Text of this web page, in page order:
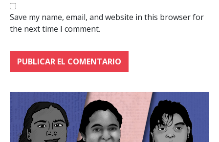
Save my name, email, and website in this browser for
the next time I comment.